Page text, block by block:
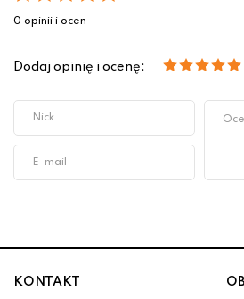
0 opinii i ocen
Dodaj opinię i ocenę:
KONTAKT